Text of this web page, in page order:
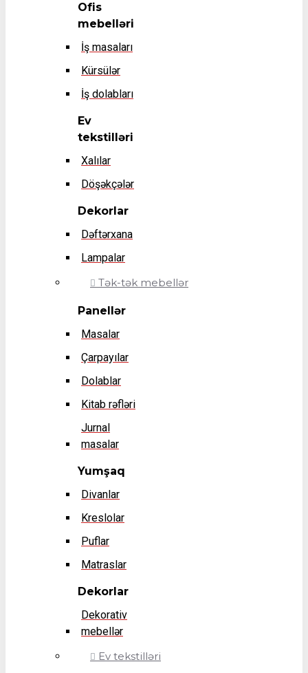
Ofis
mebelləri
İş masaları
Kürsülər
İş dolabları
Ev
tekstilləri
Xalılar
Döşəkçələr
Dekorlar
Dəftərxana
Lampalar
Tək-tək mebellər
Panellər
Masalar
Çarpayılar
Dolablar
Kitab rəfləri
Jurnal
masalar
Yumşaq
Divanlar
Kreslolar
Puflar
Matraslar
Dekorlar
Dekorativ
mebellər
Ev tekstilləri